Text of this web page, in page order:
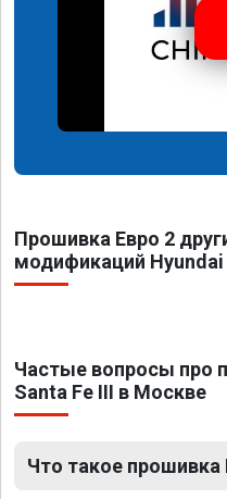
Прошивка Евро 2
модификаций Hyundai
Частые вопросы про
Santa Fe III в Москве
Что такое прошивка